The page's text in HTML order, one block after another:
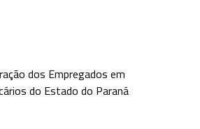
dos Empregados em
do Estado do Paraná